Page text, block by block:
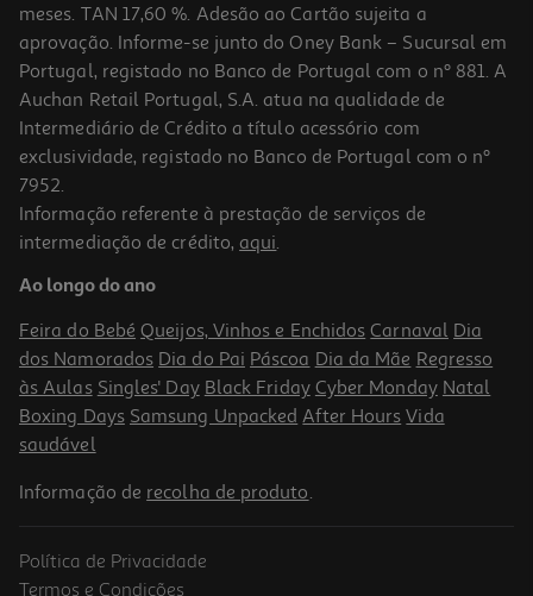
-30%
Creme Lavante Uriage Beb 1º Sólido 100g
37.5 €/Kg
3,75 €
Promoção
meses. TAN 17,60 %. Adesão ao Cartão sujeita a
aprovação. Informe-se junto do Oney Bank – Sucursal em
Portugal, registado no Banco de Portugal com o nº 881. A
Auchan Retail Portugal, S.A. atua na qualidade de
Intermediário de Crédito a título acessório com
exclusividade, registado no Banco de Portugal com o nº
7952.
Informação referente à prestação de serviços de
intermediação de crédito, aqui.
Ao longo do ano
Feira do Bebé Queijos, Vinhos e Enchidos Carnaval Dia
dos Namorados Dia do Pai Páscoa Dia da Mãe Regresso
às Aulas Singles' Day Black Friday Cyber Monday Natal
Boxing Days Samsung Unpacked After Hours Vida
saudável
Informação de recolha de produto.
Política de Privacidade
Termos e Condições